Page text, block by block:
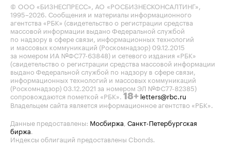
© ООО «БИЗНЕСПРЕСС», АО «РОСБИЗНЕСКОНСАЛТИНГ»,
1995–2026. Сообщения и материалы информационного
агентства «РБК» (свидетельство о регистрации средства
массовой информации выдано Федеральной службой
по надзору в сфере связи, информационных технологий
и массовых коммуникаций (Роскомнадзор) 09.12.2015
за номером ИА №ФС77-63848) и сетевого издания «РБК»
(свидетельство о регистрации средства массовой информации
выдано Федеральной службой по надзору в сфере связи,
информационных технологий и массовых коммуникаций
(Роскомнадзор) 03.12.2021 за номером ЭЛ №ФС77-82385)
сопровождаются пометкой «РБК». 18+ letters@rbc.ru
Владельцем сайта является информационное агентство «РБК».
Данные предоставлены: Мосбиржа, Санкт-Петербургская
биржа.
Индексы облигаций предоставлены Cbonds.